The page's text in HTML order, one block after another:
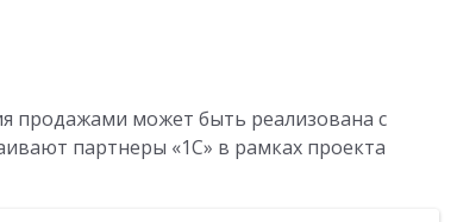
продажами может быть реализована с
партнеры «1С» в рамках проекта